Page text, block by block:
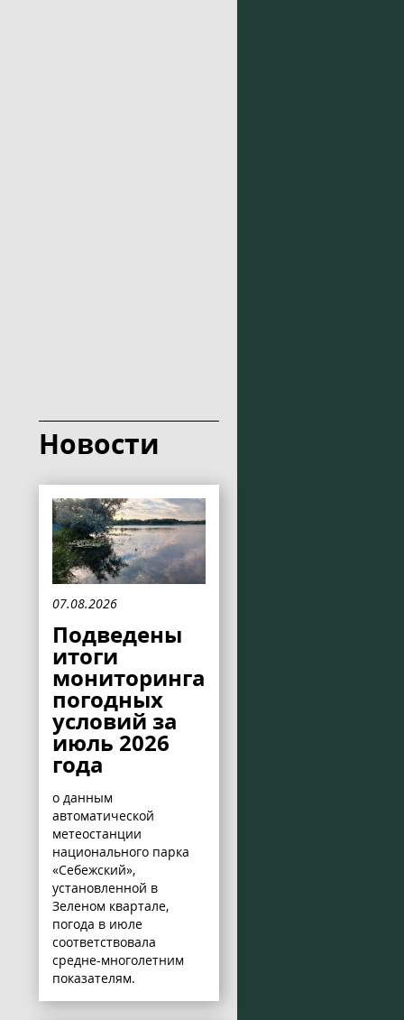
Новости
07.08.2026
Подведены
итоги
мониторинга
погодных
условий за
июль 2026
года
о данным
автоматической
метеостанции
национального парка
«Себежский»,
установленной в
Зеленом квартале,
погода в июле
соответствовала
средне-многолетним
показателям.